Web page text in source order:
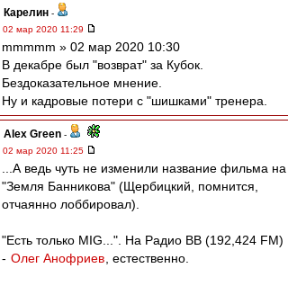
Карелин -
02 мар 2020 11:29
mmmmm » 02 мар 2020 10:30
В декабре был "возврат" за Кубок.
Бездоказательное мнение.
Ну и кадровые потери с "шишками" тренера.
Alex Green -
02 мар 2020 11:25
...А ведь чуть не изменили название фильма на
"Земля Банникова" (Щербицкий, помнится,
отчаянно лоббировал).
"Есть только MIG...". На Радио ВВ (192,424 FM)
- Олег Анофриев , естественно.